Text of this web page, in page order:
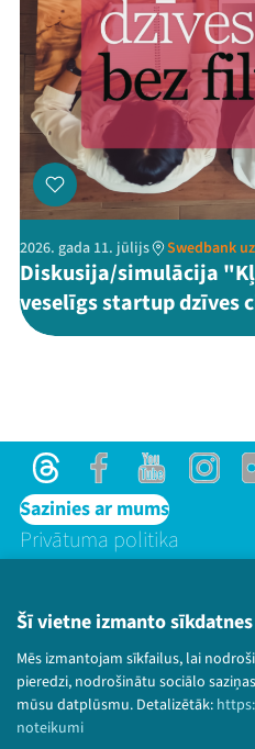
Šī vietne izmanto sīkdatnes
Mēs izmantojam sīkfailus, lai
pieredzi, nodrošinātu sociālo
mūsu datplūsmu. Detalizētāk:
noteikumi
2026. gada 11. jūlijs Swedbank
Diskusija/simulācija
veselīgs startup dzīves
ThreadsFacebookYoutube
Sazinies ar mums
Privātuma politika
© 2026 Sarunu festivāls
paturētas.